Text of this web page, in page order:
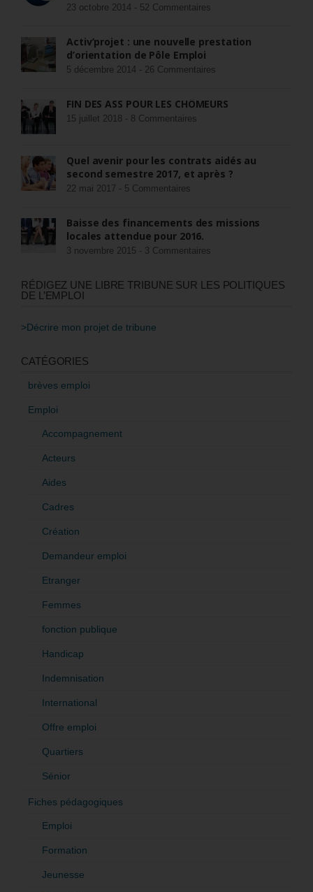
23 octobre 2014 - 52 Commentaires
Activ’projet : une nouvelle prestation
d’orientation de Pôle Emploi
5 décembre 2014 - 26 Commentaires
FIN DES ASS POUR LES CHÔMEURS
15 juillet 2018 - 8 Commentaires
Quel avenir pour les contrats aidés au
second semestre 2017, et après ?
22 mai 2017 - 5 Commentaires
Baisse des financements des missions
locales attendue pour 2016.
3 novembre 2015 - 3 Commentaires
RÉDIGEZ UNE LIBRE TRIBUNE SUR LES POLITIQUES
DE L’EMPLOI
>Décrire mon projet de tribune
CATÉGORIES
brèves emploi
Emploi
Accompagnement
Acteurs
Aides
Cadres
Création
Demandeur emploi
Etranger
Femmes
fonction publique
Handicap
Indemnisation
International
Offre emploi
Quartiers
Sénior
Fiches pédagogiques
Emploi
Formation
Jeunesse